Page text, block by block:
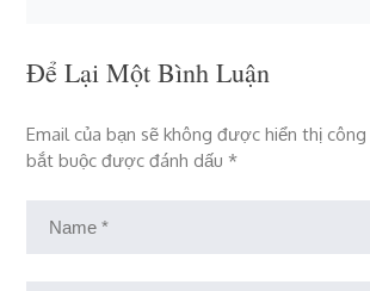
Để Lại Một Bình Luận
Email của bạn sẽ không được hiển thị công
bắt buộc được đánh dấu*